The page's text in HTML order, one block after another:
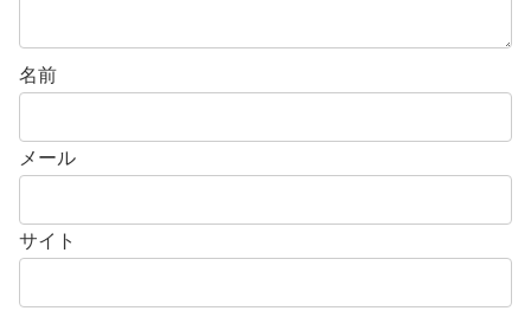
名前
メール
サイト